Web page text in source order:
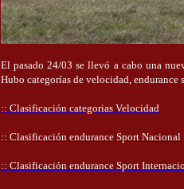
El pasado 24/03 se llevó a cabo una
Hubo categorías de velocidad,
:: Clasificación categorias Velocidad
:: Clasificación endurance Sport Nacional
:: Clasificación endurance Sport